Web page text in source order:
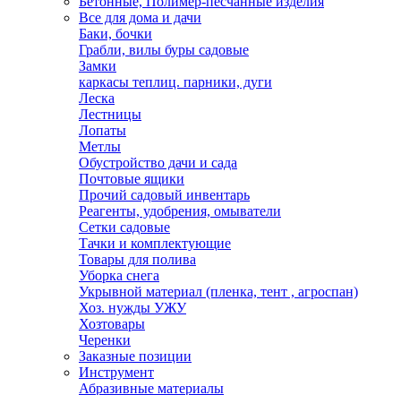
Все для дома и дачи
Баки, бочки
Грабли, вилы буры садовые
Замки
каркасы теплиц. парники, дуги
Леска
Лестницы
Лопаты
Метлы
Обустройство дачи и сада
Почтовые ящики
Прочий садовый инвентарь
Реагенты, удобрения, омыватели
Сетки садовые
Тачки и комплектующие
Товары для полива
Уборка снега
Укрывной материал (пленка, тент , агроспан)
Хоз. нужды УЖУ
Хозтовары
Черенки
Заказные позиции
Инструмент
Абразивные материалы